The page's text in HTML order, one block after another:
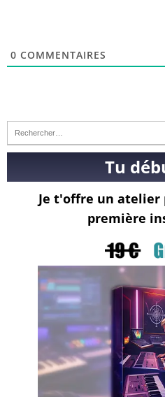
0 COMMENTAIRES
Tu
Je t'offre un atelier
première